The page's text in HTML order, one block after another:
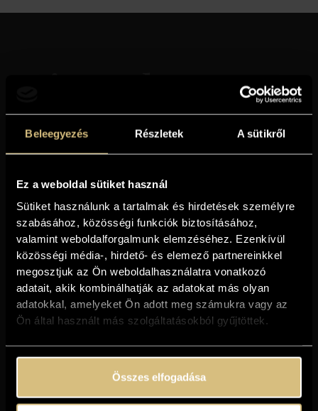
Beleegyezés Részletek A sütikről
Ez a weboldal sütiket használ
Sütiket használunk a tartalmak és hirdetések személyre
szabásához, közösségi funkciók biztosításához,
valamint weboldalforgalmunk elemzéséhez. Ezenkívül
közösségi média-, hirdető- és elemező partnereinkkel
megosztjuk az Ön weboldalhasználatra vonatkozó
adatait, akik kombinálhatják az adatokat más olyan
adatokkal, amelyeket Ön adott meg számukra vagy az
Ön által használt más szolgáltatásokból gyűjtöttek.
Összes elfogadása
ajánlataink
Pihentető villanapok
A pihenés, a gasztronómiai élmények és a wellness
tökéletes összhangja várja szállodánkban, a Hotel Villa
Völgy****ben.
Foglalható: 2026. aug. 24 - dec. 23.
(minimum 2 éjszakára)
Tovább a részletekhez